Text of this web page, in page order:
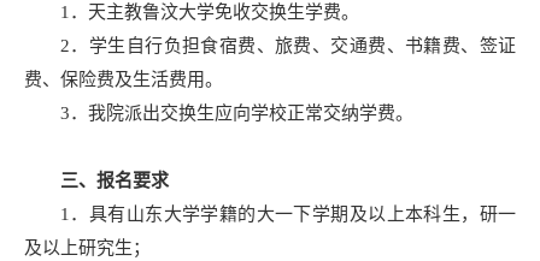
1．天主教鲁汶大学免收交换生学费。
2．学生自行负担食宿费、旅费、交通费、书籍费、签证
费、保险费及生活费用。
3．我院派出交换生应向学校正常交纳学费。
三、报名要求
1．具有山东大学学籍的大一下学期及以上本科生，研一
及以上研究生；